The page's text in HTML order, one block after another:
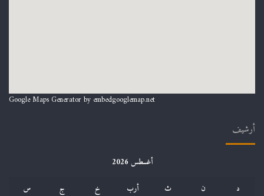
Google Maps Generator by embedgooglemap.net
أرشيف
أغسطس 2026
د
ن ث أرب خ ج
س